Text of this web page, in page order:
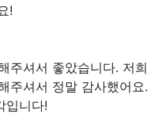
!
주셔서 좋았습니다. 저희
주셔서 정말 감사했어요.
입니다!